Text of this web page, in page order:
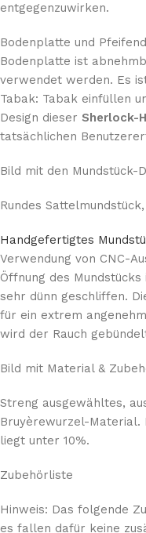
entgegenzuwirken.
Bodenplatte und
Bodenplatte ist
verwendet werden. Es
Tabak: Tabak einfüllen
Design dieser Sherlock-
tatsächlichen
Bild mit den Mundstück-
Rundes
Handgefertigtes
Verwendung von CNC-
Öffnung des
sehr dünn geschliffen.
für ein extrem
wird der Rauch
Bild mit Material &
Streng ausgewähltes,
Bruyèrewurzel-Material.
liegt unter 10%.
Zubehörliste
Hinweis: Das folgende
es fallen dafür keine